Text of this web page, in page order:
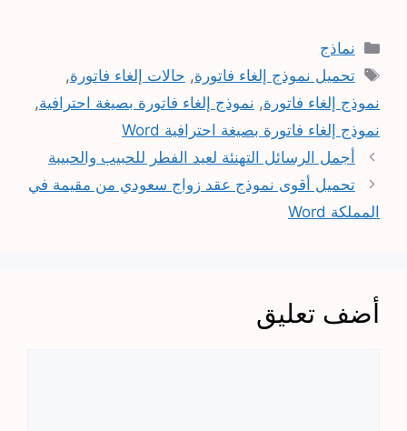
التصنيفات
نماذج
الوسوم
تحميل نموذج إلغاء فاتورة, حالات إلغاء فاتورة,
نموذج إلغاء فاتورة, نموذج إلغاء فاتورة بصيغة احترافية,
نموذج إلغاء فاتورة بصيغة احترافية Word
أجمل الرسائل التهنئة لعيد الفطر للحبيب والحبيبة
تحميل أقوى نموذج عقد زواج سعودي من مقيمة في
المملكة Word
أضف تعليق